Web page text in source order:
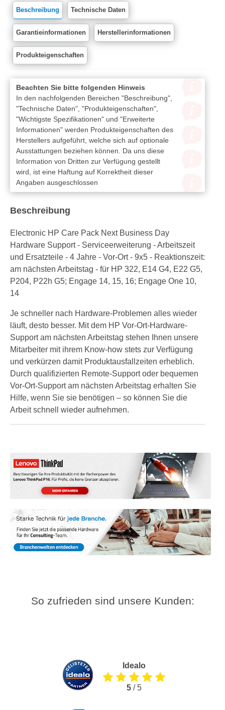
Beschreibung Technische Daten
Garantieinformationen Herstellerinformationen
Produkteigenschaften
Beachten Sie bitte folgenden Hinweis
In den nachfolgenden Bereichen "Beschreibung",
"Technische Daten", "Produkteigenschaften",
"Wichtigste Spezifikationen" und "Erweiterte
Informationen" werden Produkteigenschaften des
Herstellers aufgeführt, welche sich auf optionale
Ausstattungen beziehen können. Da uns diese
Information von Dritten zur Verfügung gestellt
wird, ist eine Haftung auf Korrektheit dieser
Angaben ausgeschlossen
Beschreibung
Electronic HP Care Pack Next Business Day
Hardware Support - Serviceerweiterung - Arbeitszeit
und Ersatzteile - 4 Jahre - Vor-Ort - 9x5 - Reaktionszeit:
am nächsten Arbeitstag - für HP 322, E14 G4, E22 G5,
P204, P22h G5; Engage 14, 15, 16; Engage One 10,
14
Je schneller nach Hardware-Problemen alles wieder
läuft, desto besser. Mit dem HP Vor-Ort-Hardware-
Support am nächsten Arbeitstag stehen Ihnen unsere
Mitarbeiter mit ihrem Know-how stets zur Verfügung
und verkürzen damit Produktausfallzeiten erheblich.
Durch qualifizierten Remote-Support oder bequemen
Vor-Ort-Support am nächsten Arbeitstag erhalten Sie
Hilfe, wenn Sie sie benötigen – so können Sie die
Arbeit schnell wieder aufnehmen.
So zufrieden sind unsere Kunden:
Idealo
5/ 5